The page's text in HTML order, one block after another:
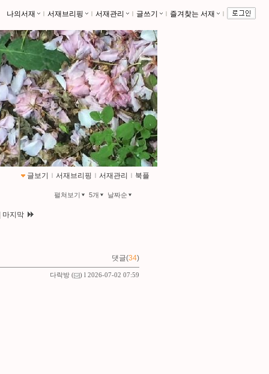
나의서재 ｌ 서재브리핑 ｌ 서재관리 ｌ 글쓰기 ｌ 즐겨찾는 서재 ｌ
글보기 ｌ 서재브리핑 ｌ 서재관리 ｌ 북플
펼쳐보기 5개 날짜순
마지막
댓글(34)
다락방 ( ) l 2026-07-02 07:59